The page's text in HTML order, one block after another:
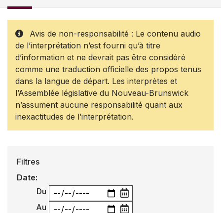
Avis de non-responsabilité : Le contenu audio
de l’interprétation n’est fourni qu’à titre
d’information et ne devrait pas être considéré
comme une traduction officielle des propos tenus
dans la langue de départ. Les interprètes et
l’Assemblée législative du Nouveau-Brunswick
n’assument aucune responsabilité quant aux
inexactitudes de l’interprétation.
Filtres
Date:
Du
Au